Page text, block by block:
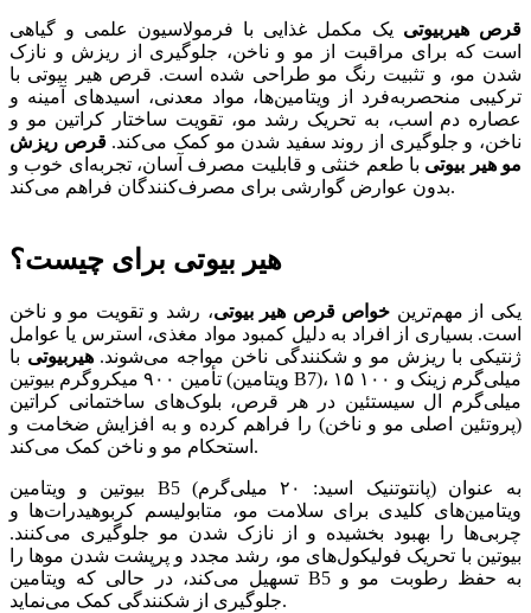
قرص هیربیوتی یک مکمل غذایی با فرمولاسیون علمی و گیاهی
است که برای مراقبت از مو و ناخن، جلوگیری از ریزش و نازک
شدن مو، و تثبیت رنگ مو طراحی شده است. قرص هیر بیوتی با
ترکیبی منحصربه‌فرد از ویتامین‌ها، مواد معدنی، اسیدهای آمینه و
عصاره دم اسب، به تحریک رشد مو، تقویت ساختار کراتین مو و
ناخن، و جلوگیری از روند سفید شدن مو کمک می‌کند.قرص ریزش
مو هیر بیوتی با طعم خنثی و قابلیت مصرف آسان، تجربه‌ای خوب و
بدون عوارض گوارشی برای مصرف‌کنندگان فراهم می‌کند.
هیر بیوتی برای چیست؟
یکی از مهم‌ترین خواص قرص هیر بیوتی، رشد و تقویت مو و ناخن
است. بسیاری از افراد به دلیل کمبود مواد مغذی، استرس یا عوامل
ژنتیکی با ریزش مو و شکنندگی ناخن مواجه می‌شوند.هیربیوتی با
تأمین ۹۰۰ میکروگرم بیوتین (ویتامین B7)، ۱۵ میلی‌گرم زینک و ۱۰۰
میلی‌گرم ال سیستئین در هر قرص، بلوک‌های ساختمانی کراتین
(پروتئین اصلی مو و ناخن) را فراهم کرده و به افزایش ضخامت و
استحکام مو و ناخن کمک می‌کند.
بیوتین و ویتامین B5 (پانتوتنیک اسید: ۲۰ میلی‌گرم) به عنوان
ویتامین‌های کلیدی برای سلامت مو، متابولیسم کربوهیدرات‌ها و
چربی‌ها را بهبود بخشیده و از نازک شدن مو جلوگیری می‌کنند.
بیوتین با تحریک فولیکول‌های مو، رشد مجدد و پرپشت شدن موها را
تسهیل می‌کند، در حالی که ویتامین B5 به حفظ رطوبت مو و
جلوگیری از شکنندگی کمک می‌نماید.